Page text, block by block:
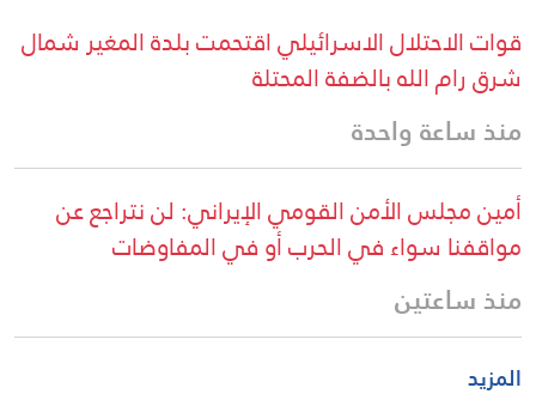
قوات الاحتلال الاسرائيلي اقتحمت بلدة المغير شمال
شرق رام الله بالضفة المحتلة
منذ ساعة واحدة
أمين مجلس الأمن القومي الإيراني: لن نتراجع عن
مواقفنا سواء في الحرب أو في المفاوضات
منذ ساعتين
المزيد